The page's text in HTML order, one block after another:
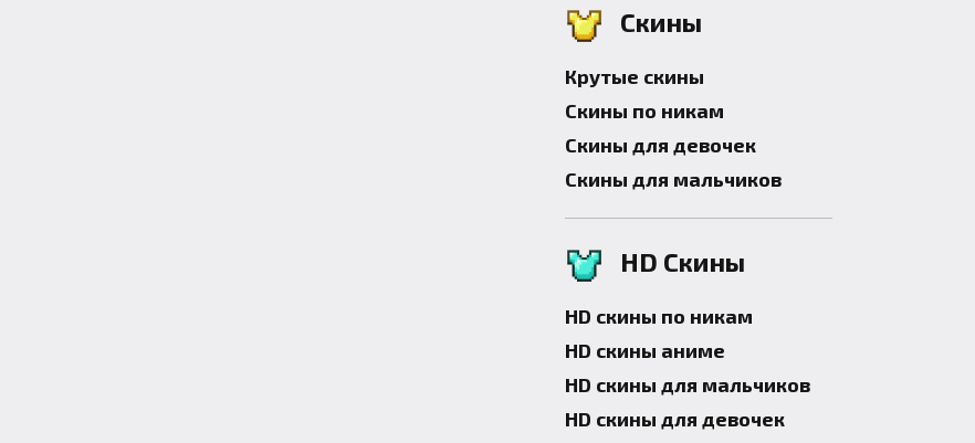
Скины
Крутые скины
Скины по никам
Скины для девочек
Скины для мальчиков
HD Скины
HD скины по никам
HD скины аниме
HD скины для мальчиков
HD скины для девочек